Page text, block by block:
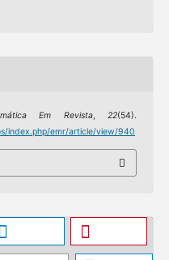
Em Revista,22(54).
index.php/emr/article/view/940